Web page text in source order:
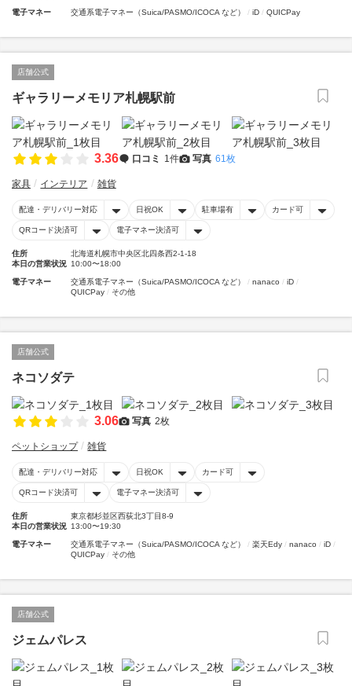
電子マネー 交通系電子マネー（Suica/PASMO/ICOCA など） iD QUICPay
店舗公式
ギャラリーメモリア札幌駅前
3.36 口コミ 1件 写真 61枚
家具 インテリア 雑貨
配達・デリバリー対応 日祝OK 駐車場有 カード可
QRコード決済可 電子マネー決済可
住所
北海道札幌市中央区北四条西2-1-18
本日の営業状況 10:00〜18:00
電子マネー 交通系電子マネー（Suica/PASMO/ICOCA など） nanaco
iD
QUICPay
その他
店舗公式
ネコソダテ
3.06 写真 2枚
ペットショップ 雑貨
配達・デリバリー対応 日祝OK カード可
QRコード決済可 電子マネー決済可
住所
東京都杉並区西荻北3丁目8-9
本日の営業状況 13:00〜19:30
電子マネー 交通系電子マネー（Suica/PASMO/ICOCA など） 楽天Edy nanaco
iD
QUICPay
その他
店舗公式
ジェムパレス